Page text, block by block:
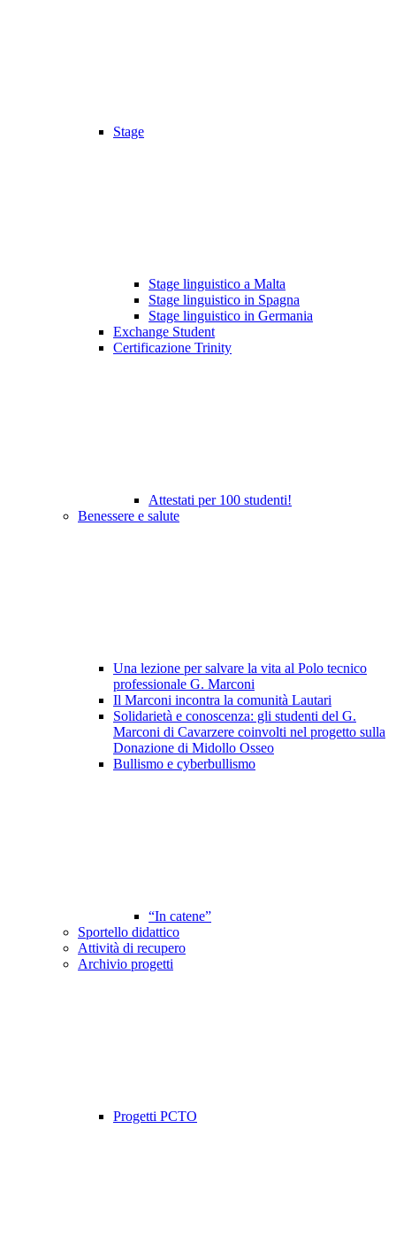
Stage
Stage linguistico a Malta
Stage linguistico in Spagna
Stage linguistico in Germania
Exchange Student
Certificazione Trinity
Attestati per 100 studenti!
Benessere e salute
Una lezione per salvare la vita al Polo tecnico
professionale G. Marconi
Il Marconi incontra la comunità Lautari
Solidarietà e conoscenza: gli studenti del G.
Marconi di Cavarzere coinvolti nel progetto sulla
Donazione di Midollo Osseo
Bullismo e cyberbullismo
“In catene”
Sportello didattico
Attività di recupero
Archivio progetti
Progetti PCTO